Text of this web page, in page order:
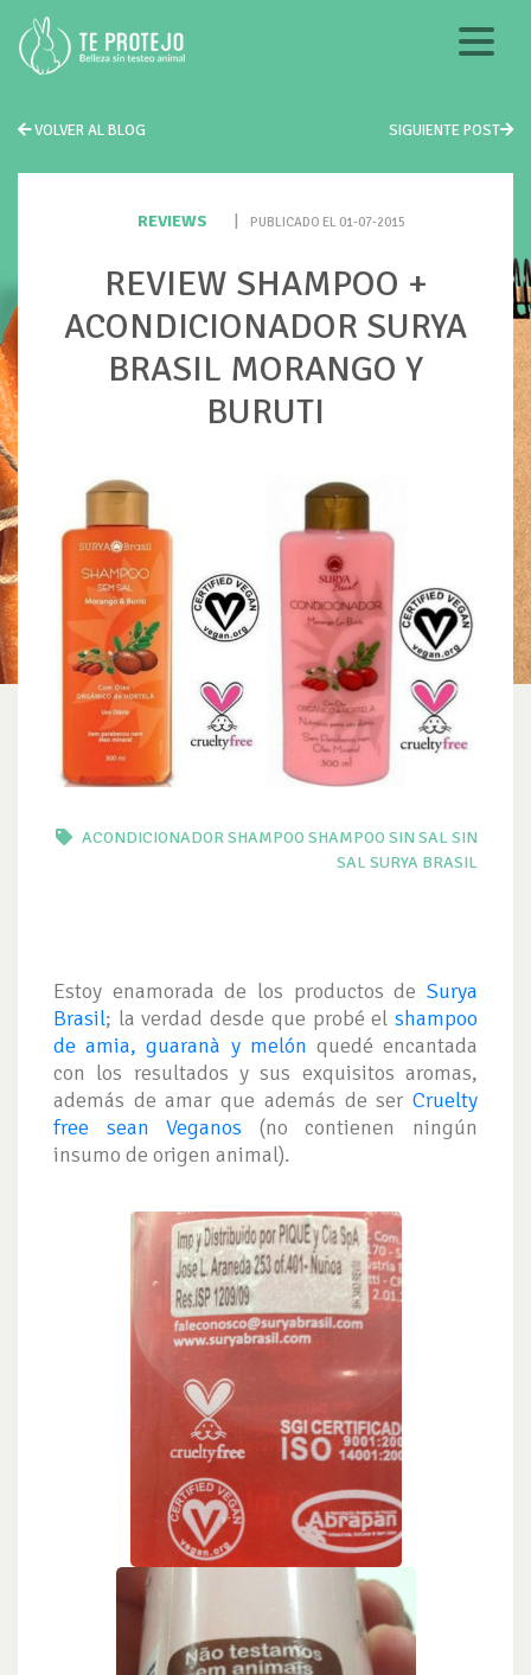
VOLVER AL BLOG SIGUIENTE POST
REVIEWS PUBLICADO EL 01-07-2015
REVIEW SHAMPOO +
ACONDICIONADOR SURYA
BRASIL MORANGO Y
BURUTI
ACONDICIONADORSHAMPOO SHAMPOO SIN SAL SIN
SAL SURYA BRASIL
Estoy enamorada de los productos de Surya
Brasil; la verdad desde que probé el shampoo
de amia, guaranà y melón quedé encantada
con los resultados y sus exquisitos aromas,
además de amar que además de ser Cruelty
free sean Veganos (no contienen ningún
insumo de origen animal).